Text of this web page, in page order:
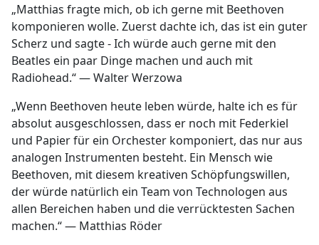
„Matthias fragte mich, ob ich gerne mit Beethoven
komponieren wolle. Zuerst dachte ich, das ist ein guter
Scherz und sagte - Ich würde auch gerne mit den
Beatles ein paar Dinge machen und auch mit
Radiohead.“ — Walter Werzowa
„Wenn Beethoven heute leben würde, halte ich es für
absolut ausgeschlossen, dass er noch mit Federkiel
und Papier für ein Orchester komponiert, das nur aus
analogen Instrumenten besteht. Ein Mensch wie
Beethoven, mit diesem kreativen Schöpfungswillen,
der würde natürlich ein Team von Technologen aus
allen Bereichen haben und die verrücktesten Sachen
machen.“ — Matthias Röder